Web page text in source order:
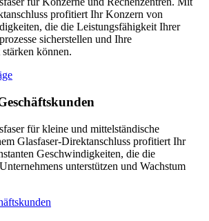
profitiert Ihr Konzern von
die die Leistungsfähigkeit Ihrer
sicherstellen und Ihre
können.
für kleine und mittelständische
Glasfaser-Direktanschluss profitiert Ihr
Geschwindigkeiten, die die
unterstützen und Wachstum